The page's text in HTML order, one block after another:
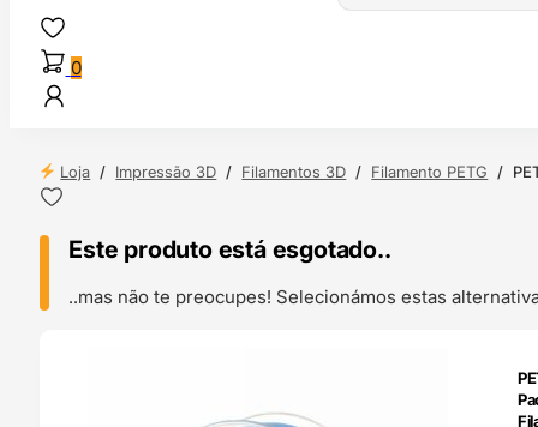
0
Loja / Impressão 3D / Filamentos 3D / Filamento PETG /
Este produto está esgotado..
..mas não te preocupes! Selecionámos estas